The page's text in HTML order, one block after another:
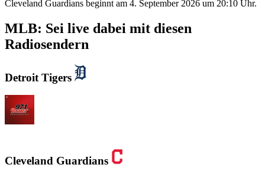
Cleveland Guardians beginnt am 4. September 2026 um 20:10 Uhr.
MLB: Sei live dabei mit diesen
Radiosendern
Detroit Tigers
Cleveland Guardians